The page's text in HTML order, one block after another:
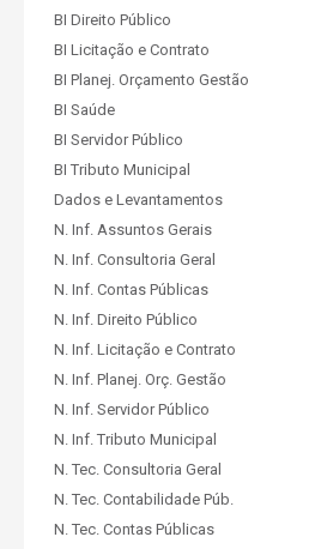
BI Direito Público
BI Licitação e Contrato
BI Planej. Orçamento Gestão
BI Saúde
BI Servidor Público
BI Tributo Municipal
Dados e Levantamentos
N. Inf. Assuntos Gerais
N. Inf. Consultoria Geral
N. Inf. Contas Públicas
N. Inf. Direito Público
N. Inf. Licitação e Contrato
N. Inf. Planej. Orç. Gestão
N. Inf. Servidor Público
N. Inf. Tributo Municipal
N. Tec. Consultoria Geral
N. Tec. Contabilidade Púb.
N. Tec. Contas Públicas